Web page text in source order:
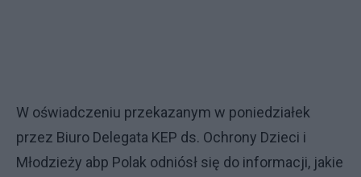
W oświadczeniu przekazanym w poniedziałek
przez Biuro Delegata KEP ds. Ochrony Dzieci i
Młodzieży abp Polak odniósł się do informacji, jakie